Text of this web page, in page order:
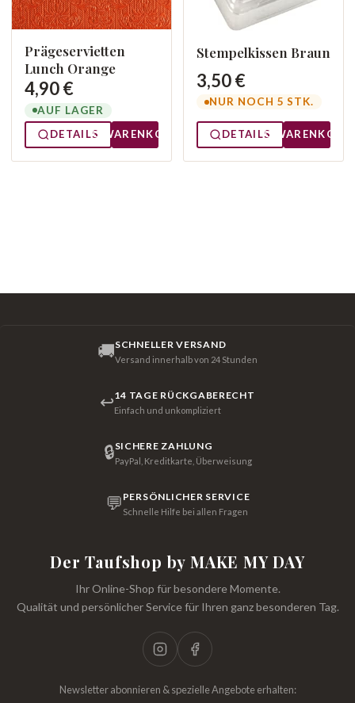
Prägeservietten
Lunch Orange
4,90 €
AUF LAGER
DETAILS
WARENKORB
Stempelkissen Braun
3,50 €
NUR NOCH 5 STK.
DETAILS WARENKORB
🚚SCHNELLER VERSAND
Versand innerhalb von 24 Stunden
↩14 TAGE RÜCKGABERECHT
Einfach und unkompliziert
🔒SICHERE ZAHLUNG
PayPal, Kreditkarte, Überweisung
💬 PERSÖNLICHER SERVICE
Schnelle Hilfe bei allen Fragen
Der Taufshop by MAKE MY DAY
Ihr Online-Shop für besondere Momente.
Qualität und persönlicher Service für Ihren ganz besonderen Tag.
Newsletter abonnieren & spezielle Angebote erhalten: